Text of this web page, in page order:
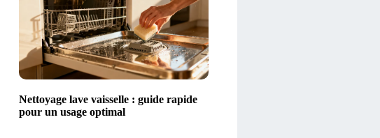
Nettoyage lave vaisselle : guide rapide
pour un usage optimal